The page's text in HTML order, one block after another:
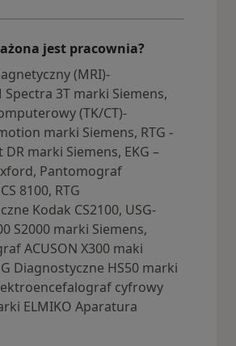
jest pracownia?
(MRI)-
Spectra 3T marki Siemens,
(TK/CT)-
marki Siemens, RTG -
marki Siemens, EKG –
Pantomograf
8100, RTG
Kodak CS2100, USG-
S2000 marki Siemens,
ACUSON X300 maki
Diagnostyczne HS50 marki
cyfrowy
ELMIKO Aparatura